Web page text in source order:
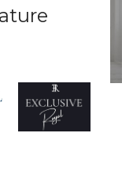
etiketlendi